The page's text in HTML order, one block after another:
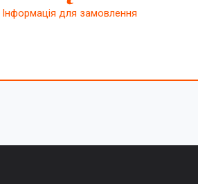
Інформація для замовлення